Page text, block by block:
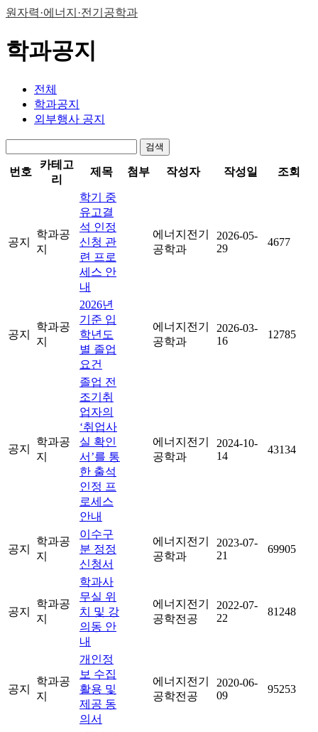
원자력·에너지·전기공학과
학과공지
전체
학과공지
외부행사 공지
검색
번호
카테고
리
제목 첨부 작성자 작성일 조회
공지
학과공
지
학기 중
유고결
석 인정
신청 관
련 프로
세스 안
내
에너지전기
공학과
2026-05-
29
4677
공지
학과공
지
2026년
기준 입
학년도
별 졸업
요건
에너지전기
공학과
2026-03-
16
12785
공지
학과공
지
졸업 전
조기취
업자의
‘취업사
실 확인
서’를 통
한 출석
인정 프
로세스
안내
에너지전기
공학과
2024-10-
14
43134
공지
학과공
지
이수구
분 정정
신청서
에너지전기
공학과
2023-07-
21
69905
공지
학과공
지
학과사
무실 위
치 및 강
의동 안
내
에너지전기
공학전공
2022-07-
22
81248
공지
학과공
지
개인정
보 수집
활용 및
제공 동
의서
에너지전기
공학전공
2020-06-
09
95253